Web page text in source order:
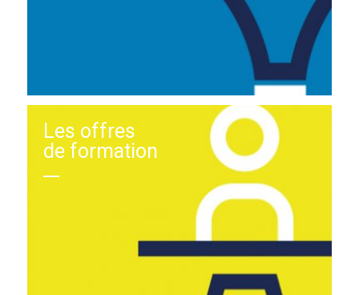
Les offres
de formation